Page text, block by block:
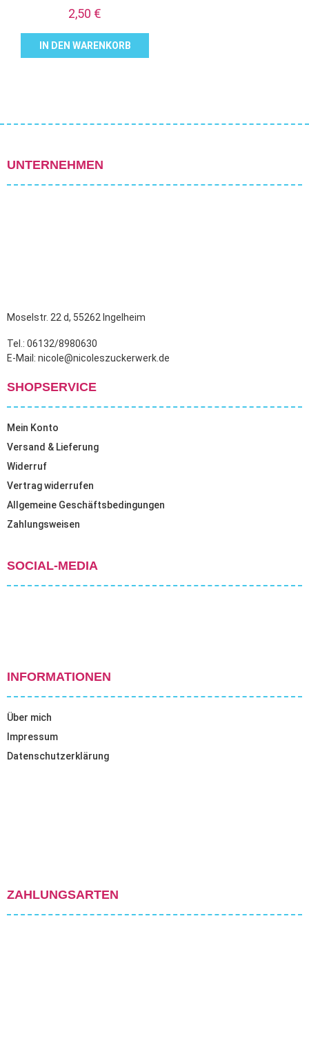
2,50 €
IN DEN WARENKORB
UNTERNEHMEN
Moselstr. 22 d, 55262 Ingelheim
Tel.: 06132/8980630
E-Mail: nicole@nicoleszuckerwerk.de
SHOPSERVICE
Mein Konto
Versand & Lieferung
Widerruf
Vertrag widerrufen
Allgemeine Geschäftsbedingungen
Zahlungsweisen
SOCIAL-MEDIA
INFORMATIONEN
Über mich
Impressum
Datenschutzerklärung
ZAHLUNGSARTEN